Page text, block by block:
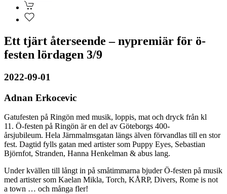
Ett tjärt återseende – nypremiär för ö-
festen lördagen 3/9
2022-09-01
Adnan Erkocevic
Gatufesten på Ringön med musik, loppis, mat och dryck från kl
11. Ö-festen på Ringön är en del av Göteborgs 400-
årsjubileum. Hela Järnmalmsgatan längs älven förvandlas till en stor
fest. Dagtid fylls gatan med artister som Puppy Eyes, Sebastian
Björnfot, Stranden, Hanna Henkelman & abus lang.
Under kvällen till långt in på småtimmarna bjuder Ö-festen på musik
med artister som Kaelan Mikla, Torch, KÅRP, Divers, Rome is not
a town … och många fler!